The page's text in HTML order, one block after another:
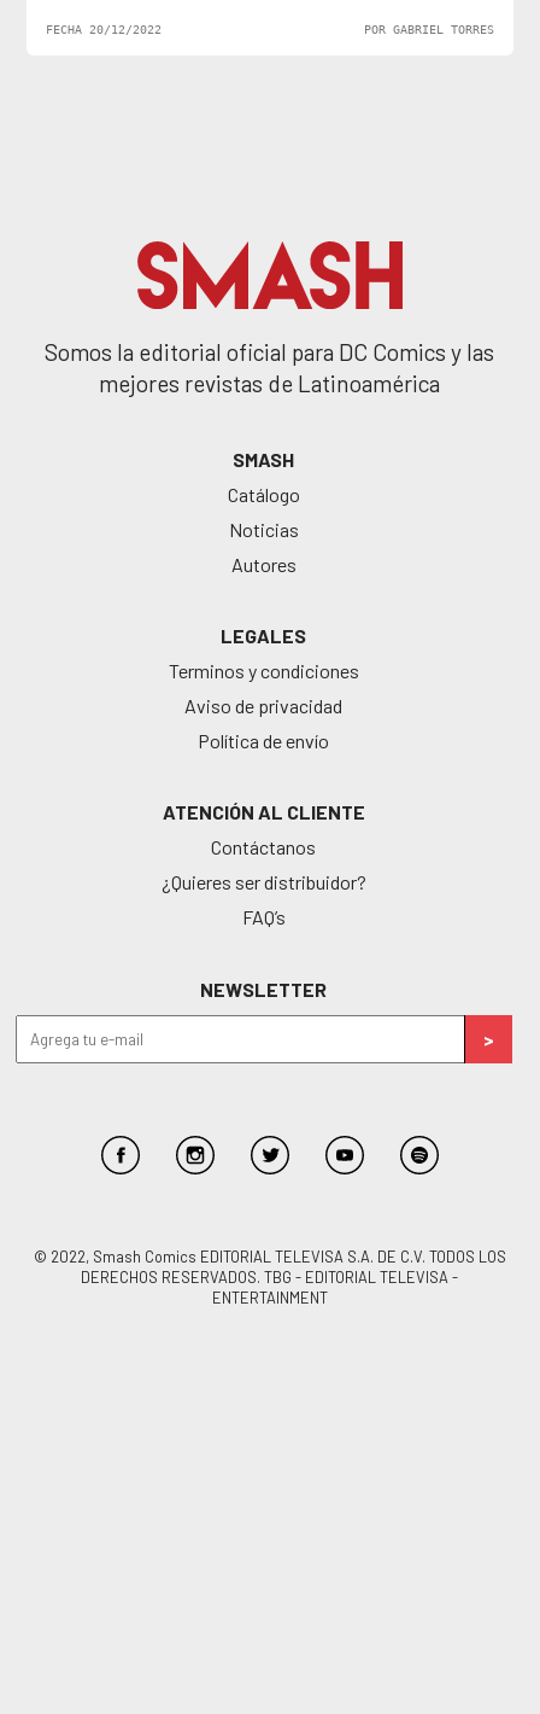
FECHA 20/12/2022 POR GABRIEL TORRES
Somos la editorial oficial para DC Comics y las
mejores revistas de Latinoamérica
SMASH
Catálogo
Noticias
Autores
LEGALES
Terminos y condiciones
Aviso de privacidad
Política de envío
ATENCIÓN AL CLIENTE
Contáctanos
¿Quieres ser distribuidor?
FAQ’s
NEWSLETTER
© 2022, Smash Comics EDITORIAL TELEVISA S.A. DE C.V. TODOS LOS
DERECHOS RESERVADOS. TBG - EDITORIAL TELEVISA -
ENTERTAINMENT